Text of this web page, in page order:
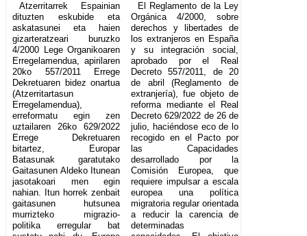
Atzerritarrek Espainian
dituzten eskubide eta
askatasunei eta haien
gizarteratzeari buruzko
4/2000 Lege Organikoaren
Erregelamendua, apirilaren
20ko 557/2011 Errege
Dekretuaren bidez onartua
(Atzerritartasun
Erregelamendua),
erreformatu egin zen
uztailaren 26ko 629/2022
Errege Dekretuaren
bitartez, Europar
Batasunak garatutako
Gaitasunen Aldeko Itunean
jasotakoari men egin
nahian. Itun horrek zenbait
gaitasunen hutsunea
murrizteko migrazio-
politika erregular bat
El Reglamento de la Ley
Orgánica 4/2000, sobre
derechos y libertades de
los extranjeros en España
y su integración social,
aprobado por el Real
Decreto 557/2011, de 20
de abril (Reglamento de
extranjería), fue objeto de
reforma mediante el Real
Decreto 629/2022 de 26 de
julio, haciéndose eco de lo
recogido en el Pacto por
las Capacidades
desarrollado por la
Comisión Europea, que
requiere impulsar a escala
europea una política
migratoria regular orientada
a reducir la carencia de
determinadas